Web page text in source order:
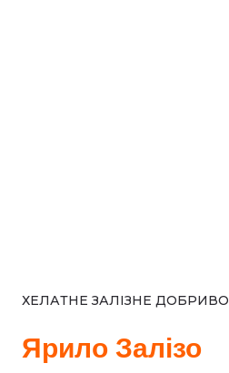
ХЕЛАТНЕ ЗАЛІЗНЕ ДОБРИВО
Ярило Залізо